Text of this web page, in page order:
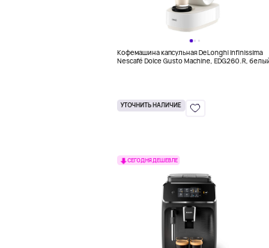
Кофемашина капсульная DeLonghi Infinissima
Nescafé Dolce Gusto Machine, EDG260.R,
УТОЧНИТЬ НАЛИЧИЕ
СЕГОДНЯ ДЕШЕВЛЕ